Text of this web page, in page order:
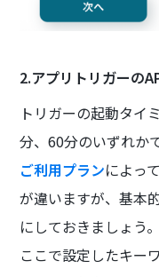
2.アプリトリガーの
トリガーの起動タイ
分、60分のいずれか
ご利用プランによっ
が違いますが、基本
にしておきましょう。
ここで設定したキー